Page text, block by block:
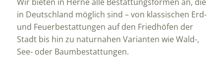
Wir bieten in Herne alle Bestattungsformen an, die
in Deutschland möglich sind – von klassischen Erd-
und Feuerbestattungen auf den Friedhöfen der
Stadt bis hin zu naturnahen Varianten wie Wald-,
See- oder Baumbestattungen.